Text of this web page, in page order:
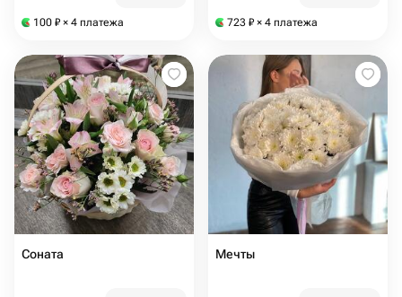
100 ₽ × 4 платежа 723 ₽ × 4 платежа
Соната Мечты